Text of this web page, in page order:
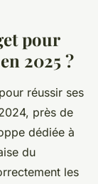
pour
2025 ?
réussir ses
près de
dédiée à
du
les